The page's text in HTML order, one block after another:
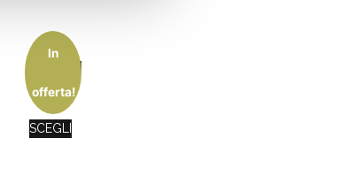
In
offerta!
BACIAMI
9.10€
SCEGLI